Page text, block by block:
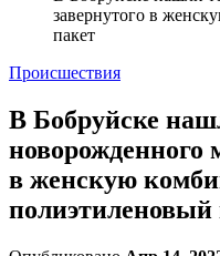
завернутого в
пакет
Происшествия
В Бобруйске
новорожденного
в женскую
полиэтиленовый